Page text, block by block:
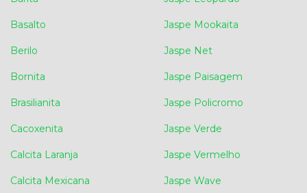
Basalto
Berilo
Bornita
Brasilianita
Cacoxenita
Calcita Laranja
Calcita Mexicana
Jaspe Mookaita
Jaspe Net
Jaspe Paisagem
Jaspe Policromo
Jaspe Verde
Jaspe Vermelho
Jaspe Wave